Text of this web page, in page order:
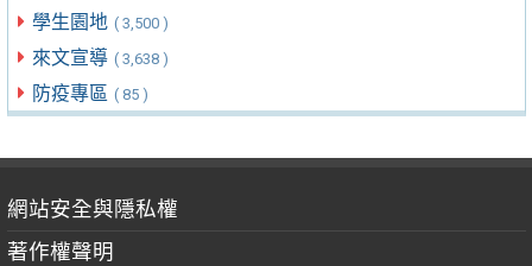
學生園地 ( 3,500 )
來文宣導 ( 3,638 )
防疫專區 ( 85 )
網站安全與隱私權
著作權聲明